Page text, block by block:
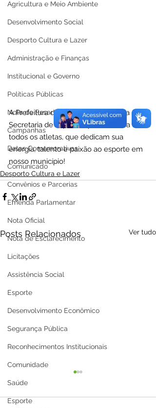
Agricultura e Meio Ambiente
Desenvolvimento Social
Desporto Cultura e Lazer
Administração e Finanças
Institucional e Governo
Políticas Públicas
Nota de Pesar
Campanhas
Datas Comemorativas
Comunicado
Convênios e Parcerias
Emenda Parlamentar
Nota Oficial
Nota de Esclarecimento
Licitações
Assistência Social
Esporte
Desenvolvimento Econômico
Segurança Pública
Reconhecimentos Institucionais
Comunidade
Saúde
Esporte
A Prefeitura de Capixaba, através da
Secretaria de Esportes, parabeniza a
todos os atletas, que dedicam sua
energia, talento e paixão ao esporte em
nosso município!
Desporto Cultura e Lazer
Posts Relacionados Ver tudo